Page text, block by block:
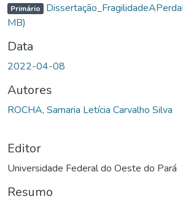
Primário
MB)
Data
2022-04-08
Autores
ROCHA, Samaria Letícia Carvalho Silva
Editor
Universidade Federal do Oeste do Pará
Resumo